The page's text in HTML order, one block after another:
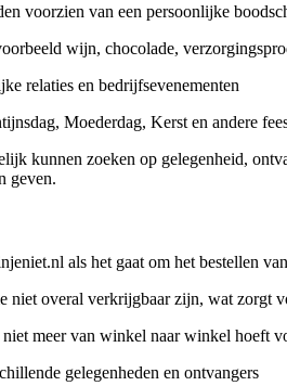
voorzien van een persoonlijke
wijn, chocolade,
relaties en bedrijfsevenementen
Moederdag, Kerst en andere
kunnen zoeken op gelegenheid,
geven.
als het gaat om het bestellen
niet overal verkrijgbaar zijn, wat zorgt
meer van winkel naar winkel hoeft
gelegenheden en ontvangers